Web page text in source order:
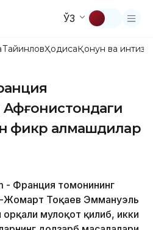
ЎЗ
ТайинловҲодисаҚонун ва
фикр алмашдилар
- Франция томонининг
Жомарт Тоқаев Эммануэль
мулоқот қилиб, икки